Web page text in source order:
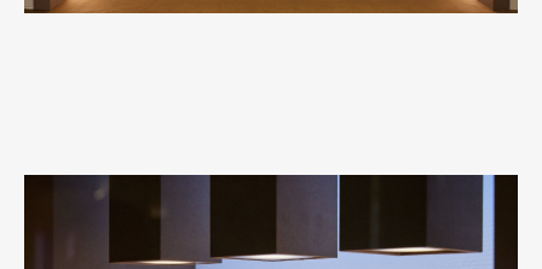
Pen Membership
Magazine